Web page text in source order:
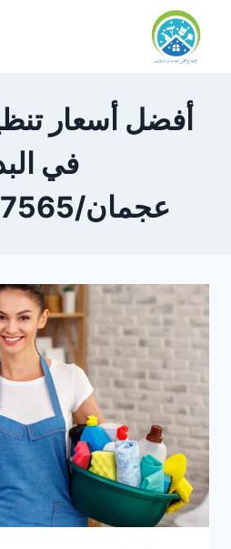
التجاوز
المحتوى
أفضل أسعار
في
عجمان/0559927565